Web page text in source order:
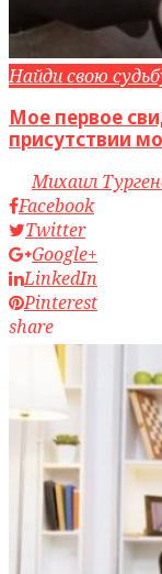
Найди свою
Мое первое
присутствии
byМихаил
Facebook
Twitter
Google+
LinkedIn
Pinterest
share